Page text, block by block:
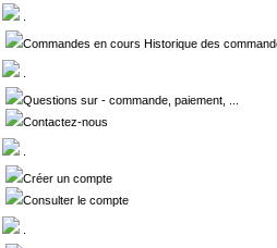
Commandes en cours Historique des
Questions sur - commande, paiement, ...
Contactez-nous
Créer un compte
Consulter le compte